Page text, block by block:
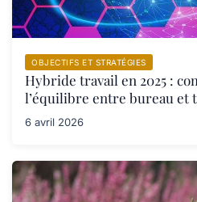
OBJECTIFS ET STRATÉGIES
Hybride travail en 2025 :
l’équilibre entre bureau et
6 avril 2026